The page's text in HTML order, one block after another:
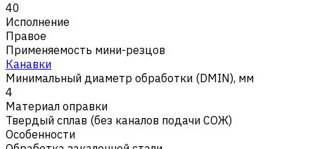
40
Исполнение
Правое
Применяемость мини-резцов
Канавки
Минимальный диаметр обработки (DMIN), мм
4
Материал оправки
Твердый сплав (без каналов подачи СОЖ)
Особенности